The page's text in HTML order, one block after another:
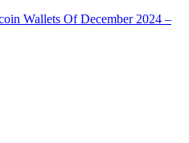
Wallets Of December 2024 –